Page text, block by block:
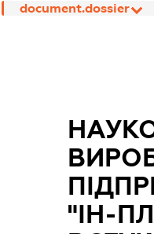
document.dossier
"ІН-